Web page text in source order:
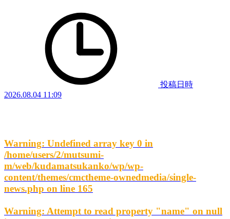
投稿日時
2026.08.04 11:09
Warning: Undefined array key 0 in
/home/users/2/mutsumi-
m/web/kudamatsukanko/wp/wp-
content/themes/cmctheme-ownedmedia/single-
news.php on line 165
Warning: Attempt to read property "name" on null